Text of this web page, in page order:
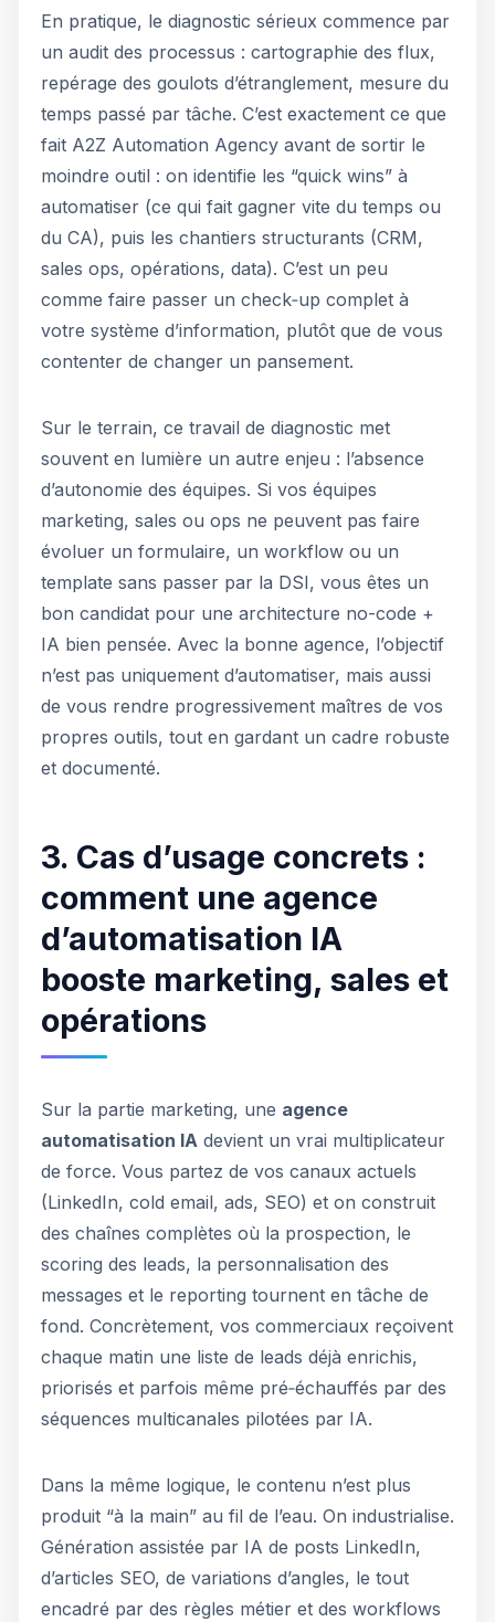
En pratique, le diagnostic sérieux commence par
un audit des processus : cartographie des flux,
repérage des goulots d’étranglement, mesure du
temps passé par tâche. C’est exactement ce que
fait A2Z Automation Agency avant de sortir le
moindre outil : on identifie les “quick wins” à
automatiser (ce qui fait gagner vite du temps ou
du CA), puis les chantiers structurants (CRM,
sales ops, opérations, data). C’est un peu
comme faire passer un check‑up complet à
votre système d’information, plutôt que de vous
contenter de changer un pansement.
Sur le terrain, ce travail de diagnostic met
souvent en lumière un autre enjeu : l’absence
d’autonomie des équipes. Si vos équipes
marketing, sales ou ops ne peuvent pas faire
évoluer un formulaire, un workflow ou un
template sans passer par la DSI, vous êtes un
bon candidat pour une architecture no-code +
IA bien pensée. Avec la bonne agence, l’objectif
n’est pas uniquement d’automatiser, mais aussi
de vous rendre progressivement maîtres de vos
propres outils, tout en gardant un cadre robuste
et documenté.
3. Cas d’usage concrets :
comment une agence
d’automatisation IA
booste marketing, sales et
opérations
Sur la partie marketing, une agence
automatisation IA devient un vrai multiplicateur
de force. Vous partez de vos canaux actuels
(LinkedIn, cold email, ads, SEO) et on construit
des chaînes complètes où la prospection, le
scoring des leads, la personnalisation des
messages et le reporting tournent en tâche de
fond. Concrètement, vos commerciaux reçoivent
chaque matin une liste de leads déjà enrichis,
priorisés et parfois même pré‑échauffés par des
séquences multicanales pilotées par IA.
Dans la même logique, le contenu n’est plus
produit “à la main” au fil de l’eau. On industrialise.
Génération assistée par IA de posts LinkedIn,
d’articles SEO, de variations d’angles, le tout
encadré par des règles métier et des workflows